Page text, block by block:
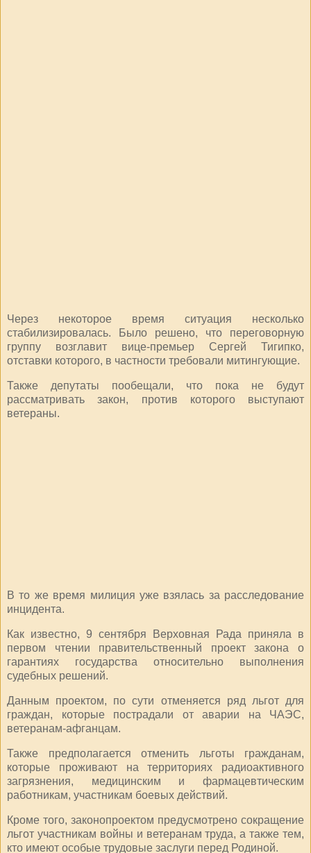
Через некоторое время ситуация несколько
стабилизировалась. Было решено, что переговорную
группу возглавит вице-премьер Сергей Тигипко,
отставки которого, в частности требовали митингующие.
Также депутаты пообещали, что пока не будут
рассматривать закон, против которого выступают
ветераны.
В то же время милиция уже взялась за расследование
инцидента.
Как известно, 9 сентября Верховная Рада приняла в
первом чтении правительственный проект закона о
гарантиях государства относительно выполнения
судебных решений.
Данным проектом, по сути отменяется ряд льгот для
граждан, которые пострадали от аварии на ЧАЭС,
ветеранам-афганцам.
Также предполагается отменить льготы гражданам,
которые проживают на территориях радиоактивного
загрязнения, медицинским и фармацевтическим
работникам, участникам боевых действий.
Кроме того, законопроектом предусмотрено сокращение
льгот участникам войны и ветеранам труда, а также тем,
кто имеют особые трудовые заслуги перед Родиной.